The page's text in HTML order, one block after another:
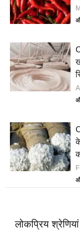
लोकप्रिय श्रेणियां